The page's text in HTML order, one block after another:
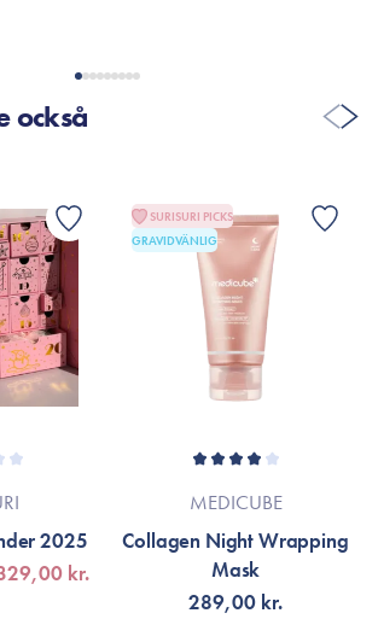
också
2025
kr.
SURISURI PICKS
GRAVIDVÄNLIG
MEDICUBE
Collagen Night Wrapping
Mask
289,00 kr.